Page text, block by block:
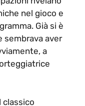
nel gioco e
Già si è
sembrava aver
a
classico